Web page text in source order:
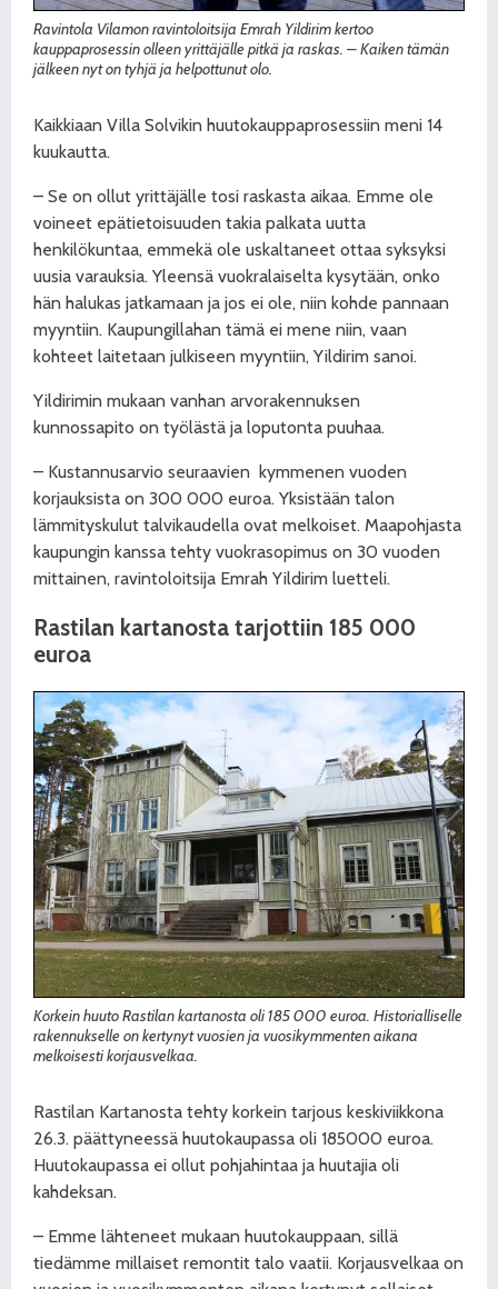
Ravintola Vilamon ravintoloitsija Emrah Yildirim kertoo
kauppaprosessin olleen yrittäjälle pitkä ja raskas. – Kaiken tämän
jälkeen nyt on tyhjä ja helpottunut olo.
Kaikkiaan Villa Solvikin huutokauppaprosessiin meni 14
kuukautta.
– Se on ollut yrittäjälle tosi raskasta aikaa. Emme ole
voineet epätietoisuuden takia palkata uutta
henkilökuntaa, emmekä ole uskaltaneet ottaa syksyksi
uusia varauksia. Yleensä vuokralaiselta kysytään, onko
hän halukas jatkamaan ja jos ei ole, niin kohde pannaan
myyntiin. Kaupungillahan tämä ei mene niin, vaan
kohteet laitetaan julkiseen myyntiin, Yildirim sanoi.
Yildirimin mukaan vanhan arvorakennuksen
kunnossapito on työlästä ja loputonta puuhaa.
– Kustannusarvio seuraavien kymmenen vuoden
korjauksista on 300 000 euroa. Yksistään talon
lämmityskulut talvikaudella ovat melkoiset. Maapohjasta
kaupungin kanssa tehty vuokrasopimus on 30 vuoden
mittainen, ravintoloitsija Emrah Yildirim luetteli.
Rastilan kartanosta tarjottiin 185 000
euroa
Korkein huuto Rastilan kartanosta oli 185 000 euroa. Historialliselle
rakennukselle on kertynyt vuosien ja vuosikymmenten aikana
melkoisesti korjausvelkaa.
Rastilan Kartanosta tehty korkein tarjous keskiviikkona
26.3. päättyneessä huutokaupassa oli 185000 euroa.
Huutokaupassa ei ollut pohjahintaa ja huutajia oli
kahdeksan.
– Emme lähteneet mukaan huutokauppaan, sillä
tiedämme millaiset remontit talo vaatii. Korjausvelkaa on